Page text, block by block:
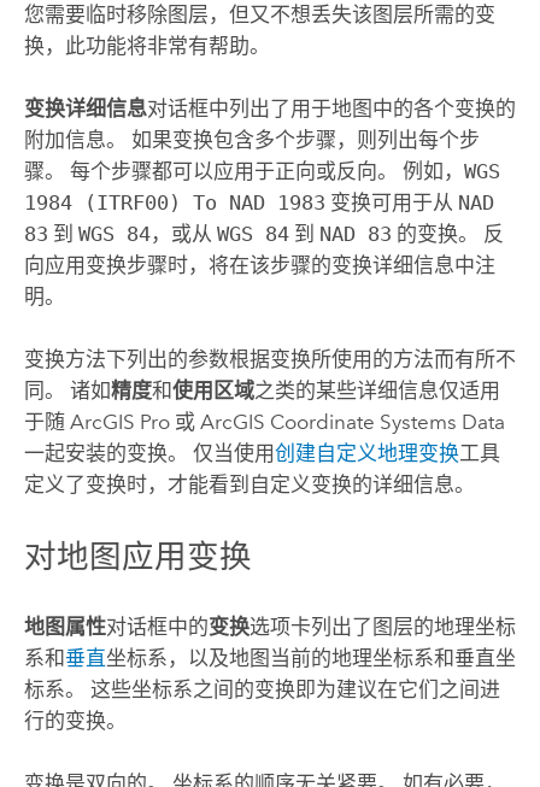
您需要临时移除图层，但又不想丢失该图层所需的变
换，此功能将非常有帮助。
变换详细信息对话框中列出了用于地图中的各个变换的
附加信息。 如果变换包含多个步骤，则列出每个步
骤。 每个步骤都可以应用于正向或反向。 例如， WGS
1984 (ITRF00) To NAD 1983 变换可用于从 NAD
83 到 WGS 84，或从 WGS 84到 NAD 83 的变换。 反
向应用变换步骤时，将在该步骤的变换详细信息中注
明。
变换方法下列出的参数根据变换所使用的方法而有所不
同。 诸如精度和使用区域之类的某些详细信息仅适用
于随 ArcGIS Pro或 ArcGIS Coordinate Systems Data
一起安装的变换。 仅当使用创建自定义地理变换工具
定义了变换时，才能看到自定义变换的详细信息。
对地图应用变换
地图属性对话框中的变换选项卡列出了图层的地理坐标
系和垂直坐标系，以及地图当前的地理坐标系和垂直坐
标系。 这些坐标系之间的变换即为建议在它们之间进
行的变换。